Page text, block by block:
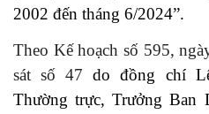
2002 đến tháng 6/2024”.
Theo Kế hoạch số 595,
sát số 47do đồng chí
Thường trực, Trưởng